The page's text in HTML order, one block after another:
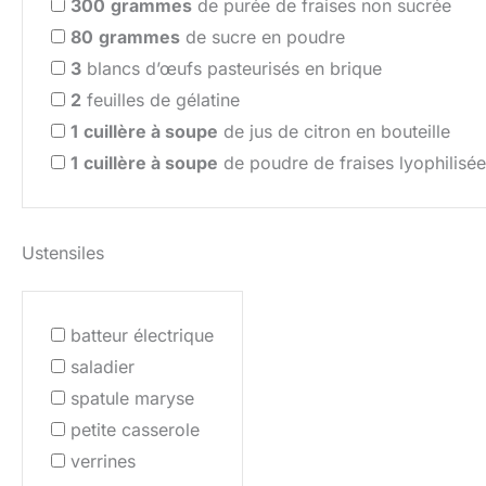
300 grammes de purée de fraises non sucrée
80 grammes de sucre en poudre
3 blancs d’œufs pasteurisés en brique
2 feuilles de gélatine
1 cuillère à soupe de jus de citron en bouteille
1 cuillère à soupe de poudre de fraises
Ustensiles
batteur électrique
saladier
spatule maryse
petite casserole
verrines